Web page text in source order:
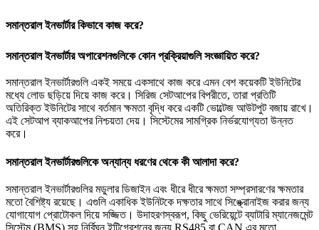
সমান্তরাল ইনভার্টার কিভাবে কাজ করে?
সমান্তরাল ইনভার্টার অপারেশনগুলিকে কোন প্রক্রিয়াগুলি সংজ্ঞায়িত করে?
সমান্তরাল ইনভার্টারগুলি একই সময়ে একসাথে কাজ করে এমন বেশ কয়েকটি ইউনিটের
মধ্যে লোড ছড়িয়ে দিয়ে কাজ করে। সিরিজ সেটআপের বিপরীতে, তারা প্রতিটি
অতিরিক্ত ইউনিটের সাথে বর্তমান ক্ষমতা বৃদ্ধি করে একটি ভোল্টেজ আউটপুট বজায় রাখে।
এই সেটআপ ব্যাকআপের নিশ্চয়তা দেয়। সিস্টেমের সামগ্রিক নির্ভরযোগ্যতা উন্নত
করে।
সমান্তরাল ইনভার্টারগুলিকে অন্যান্য ধরণের থেকে কী আলাদা করে?
সমান্তরাল ইনভার্টারগুলির মডুলার ডিজাইন এবং ধীরে ধীরে ক্ষমতা সম্প্রসারণের ক্ষমতার
মতো বৈশিষ্ট্য রয়েছে। এগুলি একাধিক ইউনিটকে দক্ষতার সাথে সিঙ্ক্রোনাইজ করার জন্য
যোগাযোগ প্রোটোকল দিয়ে সজ্জিত। উদাহরণস্বরূপ, কিছু ভেরিয়েন্টে ব্যাটারি ম্যানেজমেন্ট
সিস্টেম (BMS) সহ নির্বিঘ্ন ইন্টিগ্রেশনের জন্য RS485 বা CAN এর মতো